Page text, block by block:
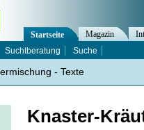
Knaster-
Startseite Magazin
Suchtberatung Suche
- Texte